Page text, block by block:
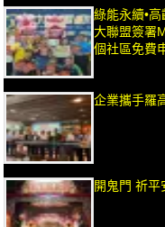
綠能永續•
大聯盟簽署
個社區免費
企業攜手羅
開鬼門 祈